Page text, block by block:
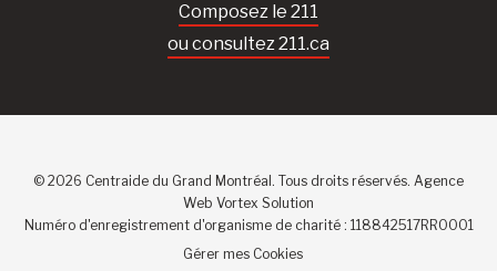
Composez le 211
ou consultez 211.ca
© 2026 Centraide du Grand Montréal. Tous droits réservés. Agence
Web Vortex Solution
Numéro d'enregistrement d'organisme de charité : 118842517RR0001
Gérer mes Cookies